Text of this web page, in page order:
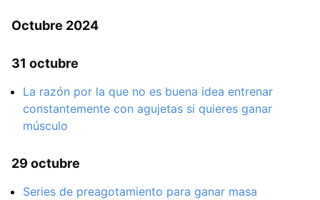
Octubre 2024
31 octubre
La razón por la que no es buena idea entrenar
constantemente con agujetas si quieres ganar
músculo
29 octubre
Series de preagotamiento para ganar masa